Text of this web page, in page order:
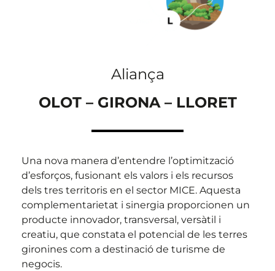
Aliança
OLOT – GIRONA – LLORET
Una nova manera d’entendre l’optimització
d’esforços, fusionant els valors i els recursos
dels tres territoris en el sector MICE. Aquesta
complementarietat i sinergia proporcionen un
producte innovador, transversal, versàtil i
creatiu, que constata el potencial de les terres
gironines com a destinació de turisme de
negocis.